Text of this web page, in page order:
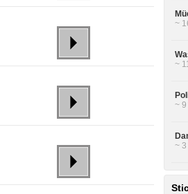
~
~
~ 9
~ 3